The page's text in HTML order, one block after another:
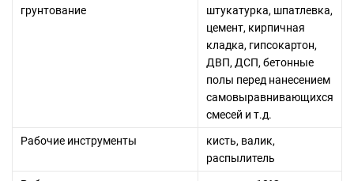
грунтование
штукатурка, шпатлевка,
цемент, кирпичная
кладка, гипсокартон,
ДВП, ДСП, бетонные
полы перед нанесением
самовыравнивающихся
смесей и т.д.
Рабочие инструменты
кисть, валик,
распылитель